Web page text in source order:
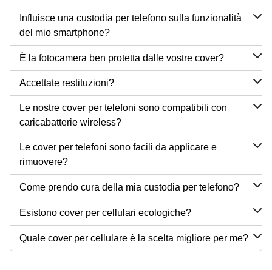
Influisce una custodia per telefono sulla funzionalità
del mio smartphone?
È la fotocamera ben protetta dalle vostre cover?
Accettate restituzioni?
Le nostre cover per telefoni sono compatibili con
caricabatterie wireless?
Le cover per telefoni sono facili da applicare e
rimuovere?
Come prendo cura della mia custodia per telefono?
Esistono cover per cellulari ecologiche?
Quale cover per cellulare è la scelta migliore per me?